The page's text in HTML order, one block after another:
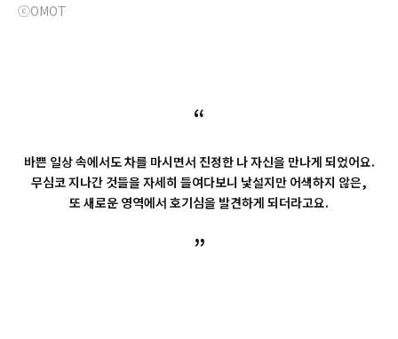
ⓒOMOT
“
바쁜 일상 속에서도 차를 마시면서 진정한 나 자신을 만나게 되었어요.
무심코 지나간 것들을 자세히 들여다보니 낯설지만 어색하지 않은,
또 새로운 영역에서 호기심을 발견하게 되더라고요.
”